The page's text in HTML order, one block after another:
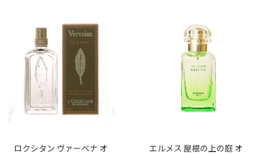
ロクシタン ヴァーベナ オ
エルメス 屋根の上の庭 オ